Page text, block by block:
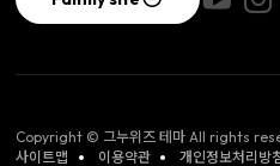
Copyright © 그누위즈 테마 All rights
사이트맵 이용약관 개인정보처리방